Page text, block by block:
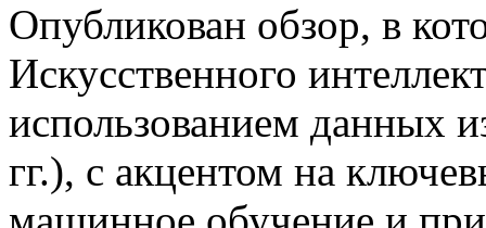
Опубликован обзор, в
Искусственного
использованием данных
гг.), с акцентом на